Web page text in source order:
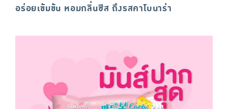
อร่อยเข้มข้น หอมกลิ่นชีส ถึงรสคาโบนาร่า